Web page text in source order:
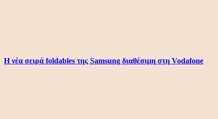
Η νέα σειρά foldables της Samsung διαθέσιμη στη Vodafone